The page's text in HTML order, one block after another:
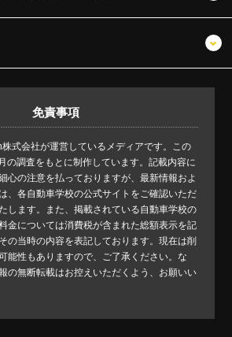
免責事項
式会社が運営しているメディアです。この
の調査をもとに制作しています。記載内容に
心の注意を払っておりますが、最新情報およ
、各自動車学校の公式サイトをご確認いただ
します。また、掲載されている自動車学校の
金については消費税が含まれた総額表示を記
の当時の内容を表記しております。現在は削
能性もありますので、ご了承ください。な
の無断転載はお控えいただくよう、お願いい